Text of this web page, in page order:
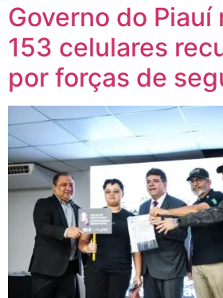
Governo do Piauí
153 celulares
por forças de